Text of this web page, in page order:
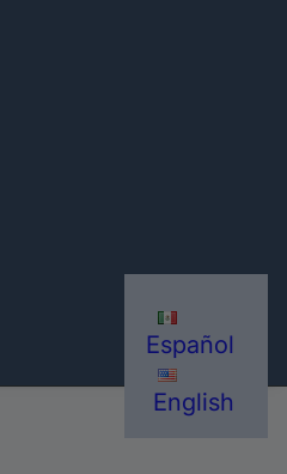
Español
English